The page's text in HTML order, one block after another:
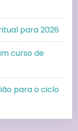
para 2026
curso de
para o ciclo